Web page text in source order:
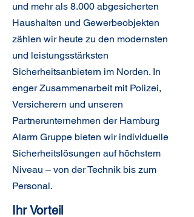
und mehr als 8.000 abgesicherten
Haushalten und Gewerbeobjekten
zählen wir heute zu den modernsten
und leistungsstärksten
Sicherheitsanbietern im Norden. In
enger Zusammenarbeit mit Polizei,
Versicherern und unseren
Partnerunternehmen der Hamburg
Alarm Gruppe bieten wir individuelle
Sicherheitslösungen auf höchstem
Niveau – von der Technik bis zum
Personal.
Ihr Vorteil